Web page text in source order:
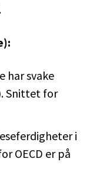
har svake
Snittet for
i
OECD er på